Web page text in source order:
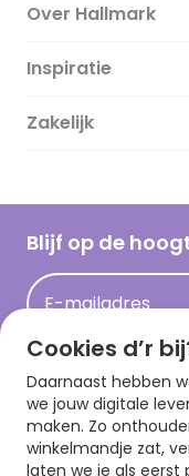
Over Hallmark
Over ons
Duurzaamheid
Hallmark Kaartclub
Acties
Hallmark en
Inspiratie
Magazine
Cadeau inspiratie
Kaartinspiratie
Zakelijk
Blijf op de
E-mailadres
Download
Cookies d’r
Daarnaast hebben
we jouw digitale
maken. Zo
winkelmandje zat,
laten we je als eerst